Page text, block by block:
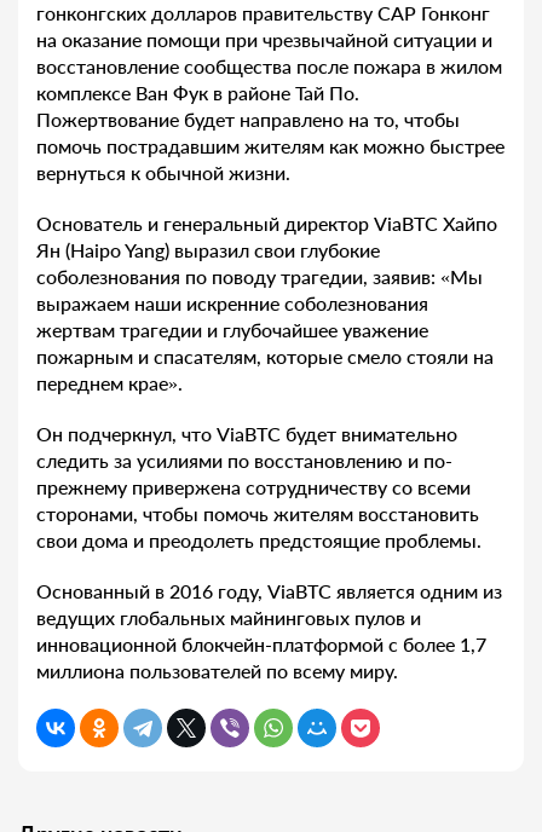
гонконгских долларов правительству САР Гонконг
на оказание помощи при чрезвычайной ситуации и
восстановление сообщества после пожара в жилом
комплексе Ван Фук в районе Тай По.
Пожертвование будет направлено на то, чтобы
помочь пострадавшим жителям как можно быстрее
вернуться к обычной жизни.
Основатель и генеральный директор ViaBTC Хайпо
Ян (Haipo Yang) выразил свои глубокие
соболезнования по поводу трагедии, заявив: «Мы
выражаем наши искренние соболезнования
жертвам трагедии и глубочайшее уважение
пожарным и спасателям, которые смело стояли на
переднем крае».
Он подчеркнул, что ViaBTC будет внимательно
следить за усилиями по восстановлению и по-
прежнему привержена сотрудничеству со всеми
сторонами, чтобы помочь жителям восстановить
свои дома и преодолеть предстоящие проблемы.
Основанный в 2016 году, ViaBTC является одним из
ведущих глобальных майнинговых пулов и
инновационной блокчейн-платформой с более 1,7
миллиона пользователей по всему миру.